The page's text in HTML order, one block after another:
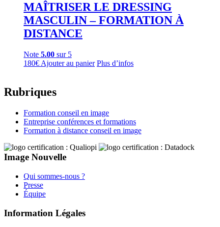
MAÎTRISER LE DRESSING
MASCULIN – FORMATION À
DISTANCE
Note 5.00 sur 5
180€ Ajouter au panier Plus d’infos
Rubriques
Formation conseil en image
Entreprise conférences et formations
Formation à distance conseil en image
Image Nouvelle
Qui sommes-nous ?
Presse
Équipe
Information Légales